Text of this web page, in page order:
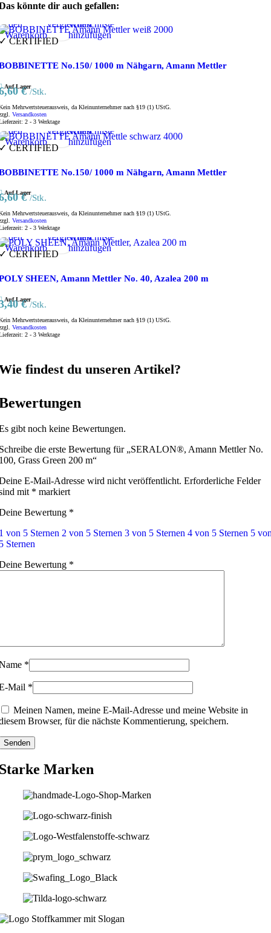
könnte dir auch gefallen:
CERTIFIED
den
Warenkorb
vergleichen
Zur
Wunschliste
hinzufügen
No.150/ 1000 m Nähgarn, Amann Mettler
Auf Lager
€ /Stk.
Mehrwertsteuerausweis, da Kleinunternehmer nach §19 (1) UStG.
Versandkosten
2 - 3 Werktage
CERTIFIED
In
den
Warenkorb
VorschauProdukte
vergleichenWunschliste
hinzufügen
No.150/ 1000 m Nähgarn, Amann Mettler
Auf Lager
€ /Stk.
Mehrwertsteuerausweis, da Kleinunternehmer nach §19 (1) UStG.
Versandkosten
2 - 3 Werktage
CERTIFIED
In
den
Warenkorb
VorschauProdukte
vergleichenWunschliste
hinzufügen
SHEEN, Amann Mettler No. 40, Azalea 200 m
Auf Lager
€ /Stk.
Mehrwertsteuerausweis, da Kleinunternehmer nach §19 (1) UStG.
Versandkosten
2 - 3 Werktage
findest du unseren Artikel?
gibt noch keine Bewertungen.
die erste Bewertung für „SERALON®, Amann Mettler No.
Grass Green 200 m“
E-Mail-Adresse wird nicht veröffentlicht. Erforderliche Felder
mit * markiert
Bewertung *
von 5 Sternen 2 von 5 Sternen 3 von 5 Sternen 4 von 5 Sternen 5
Sternen
Bewertung *
*
Mail *
Meinen Namen, meine E-Mail-Adresse und meine Website in
Browser, für die nächste Kommentierung, speichern.
Marken